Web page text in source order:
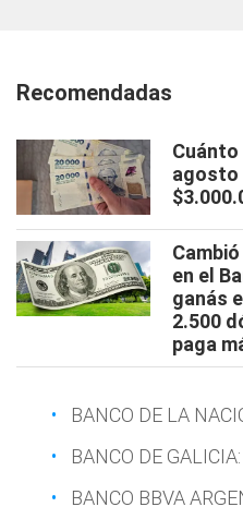
Recomendadas
Cuánto
agosto
en el
ganás
2.500
paga
BANCO DE LA
BANCO DE
BANCO BBVA